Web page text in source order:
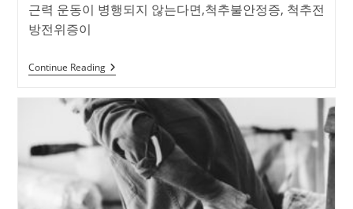
근력 운동이 병행되지 않는다면,척추불안정증, 척추전
방전위증이
Continue Reading척
추
가
끊
어
져
분
리
되
는
병,